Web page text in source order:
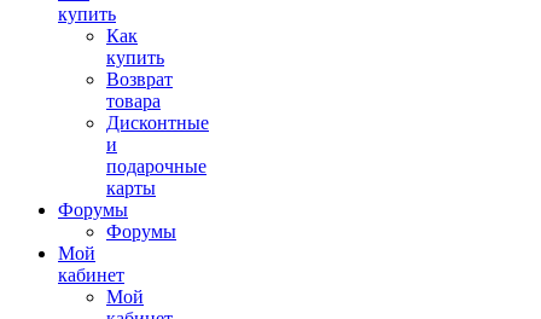
купить
Как
купить
Возврат
товара
Дисконтные
и
подарочные
карты
Форумы
Форумы
Мой
кабинет
Мой